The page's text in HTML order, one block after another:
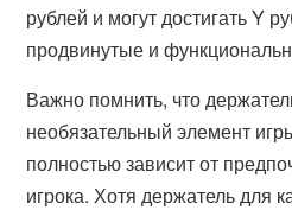
рублей и могут достигать Y
продвинутые и
Важно помнить, что
необязательный элемент
полностью зависит от
игрока. Хотя держатель для